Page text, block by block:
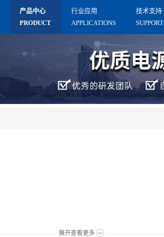
产品中心
PRODUCT
⾏业应⽤
APPLICATIONS
技术支持
SUPPORT
展开查看更多